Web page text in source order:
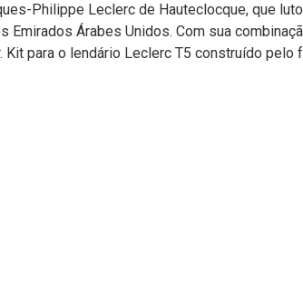
Philippe Leclerc de Hauteclocque, que
Emirados Árabes Unidos. Com sua
para o lendário Leclerc T5 construído pelo